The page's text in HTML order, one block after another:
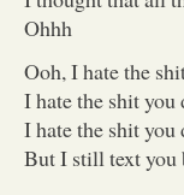
Ohhh
Ooh, I hate the
I hate the shit you
I hate the shit you
But I still text you